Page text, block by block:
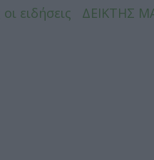
ειδήσεις ΔΕΙΚΤΗΣ